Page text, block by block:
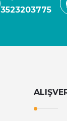
3523203775